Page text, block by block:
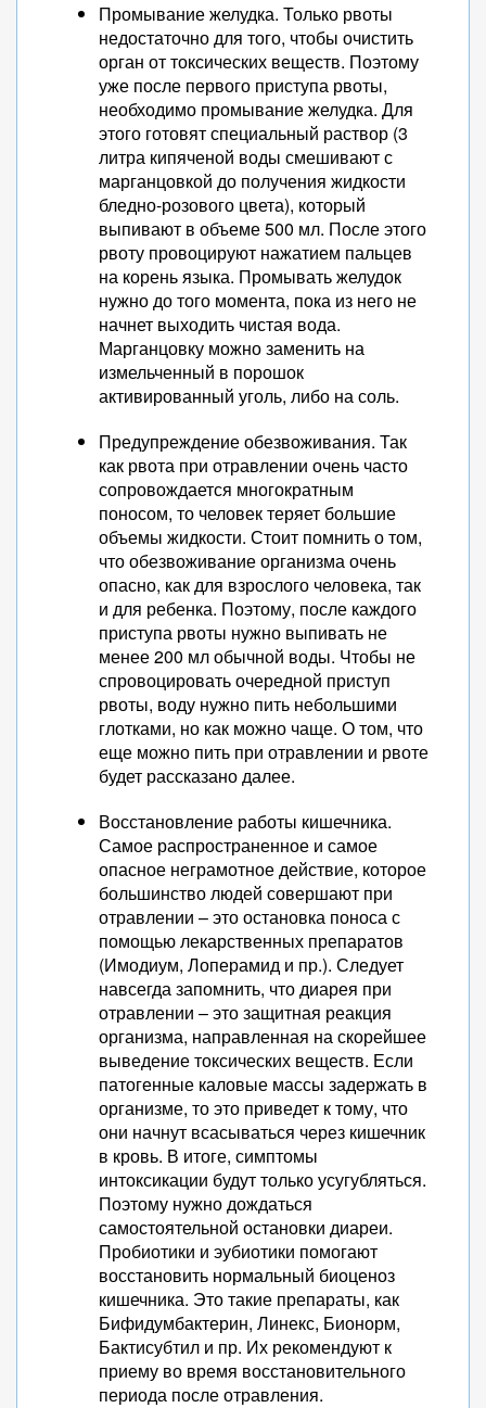
Промывание желудка. Только рвоты
недостаточно для того, чтобы очистить
орган от токсических веществ. Поэтому
уже после первого приступа рвоты,
необходимо промывание желудка. Для
этого готовят специальный раствор (3
литра кипяченой воды смешивают с
марганцовкой до получения жидкости
бледно-розового цвета), который
выпивают в объеме 500 мл. После этого
рвоту провоцируют нажатием пальцев
на корень языка. Промывать желудок
нужно до того момента, пока из него не
начнет выходить чистая вода.
Марганцовку можно заменить на
измельченный в порошок
активированный уголь, либо на соль.
Предупреждение обезвоживания. Так
как рвота при отравлении очень часто
сопровождается многократным
поносом, то человек теряет большие
объемы жидкости. Стоит помнить о том,
что обезвоживание организма очень
опасно, как для взрослого человека, так
и для ребенка. Поэтому, после каждого
приступа рвоты нужно выпивать не
менее 200 мл обычной воды. Чтобы не
спровоцировать очередной приступ
рвоты, воду нужно пить небольшими
глотками, но как можно чаще. О том, что
еще можно пить при отравлении и рвоте
будет рассказано далее.
Восстановление работы кишечника.
Самое распространенное и самое
опасное неграмотное действие, которое
большинство людей совершают при
отравлении – это остановка поноса с
помощью лекарственных препаратов
(Имодиум, Лоперамид и пр.). Следует
навсегда запомнить, что диарея при
отравлении – это защитная реакция
организма, направленная на скорейшее
выведение токсических веществ. Если
патогенные каловые массы задержать в
организме, то это приведет к тому, что
они начнут всасываться через кишечник
в кровь. В итоге, симптомы
интоксикации будут только усугубляться.
Поэтому нужно дождаться
самостоятельной остановки диареи.
Пробиотики и эубиотики помогают
восстановить нормальный биоценоз
кишечника. Это такие препараты, как
Бифидумбактерин, Линекс, Бионорм,
Бактисубтил и пр. Их рекомендуют к
приему во время восстановительного
периода после отравления.